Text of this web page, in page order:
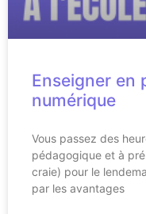
Enseigner en
numérique
Vous passez des
pédagogique et à
craie) pour le
par les avantages